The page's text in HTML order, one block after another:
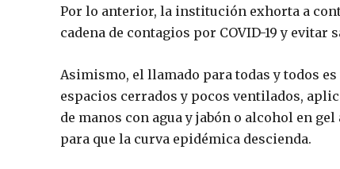
Por lo anterior, la institución exhorta a
cadena de contagios por COVID-19 y
Asimismo, el llamado para todas y todos
espacios cerrados y pocos ventilados,
de manos con agua y jabón o alcohol en
para que la curva epidémica descienda.